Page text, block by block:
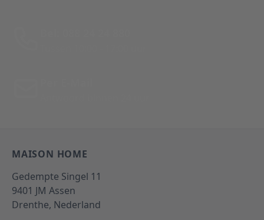
MAISON HOME
Gedempte Singel 11
9401 JM Assen
Drenthe, Nederland